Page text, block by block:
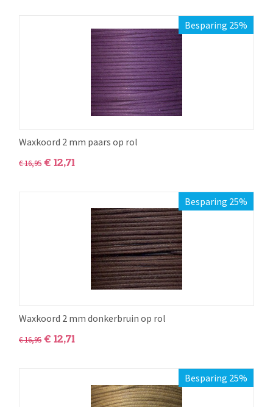
Besparing 25%
Waxkoord 2 mm paars op rol
€16,95 € 12,71
Besparing 25%
Waxkoord 2 mm donkerbruin op rol
€16,95 € 12,71
Besparing 25%